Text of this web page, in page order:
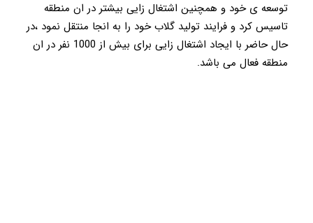
توسعه ی خود و همچنین اشتغال زایی بیشتر در ان منطقه
تاسیس کرد و فرایند تولید گلاب خود را به انجا منتقل نمود ،در
حال حاضر با ایجاد اشتغال زایی برای بیش از 1000 نفر در ان
منطقه فعال می باشد.